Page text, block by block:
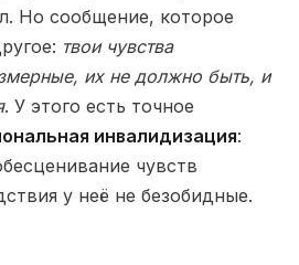
Но сообщение, которое
твои чувства
их не должно быть, и
. У этого есть точное
инвалидизация:
чувств
у неё не безобидные.